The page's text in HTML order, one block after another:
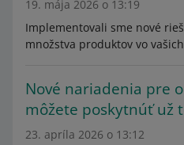
19. mája 2026 o 13:19
Implementovali sme nové
množstva produktov vo
Nové nariadenia pre
môžete poskytnúť už
23. apríla 2026 o 13:12